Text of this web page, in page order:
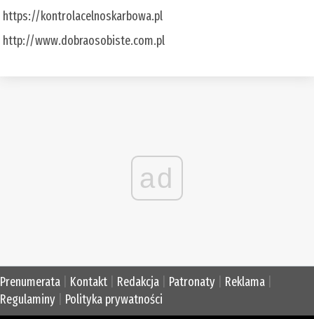
https://kontrolacelnoskarbowa.pl
http://www.dobraosobiste.com.pl
ad
Prenumerata Kontakt Redakcja Patronaty Reklama
Regulaminy
Polityka prywatności